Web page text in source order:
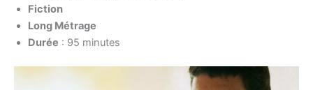
Fiction
Long Métrage
Durée : 95 minutes